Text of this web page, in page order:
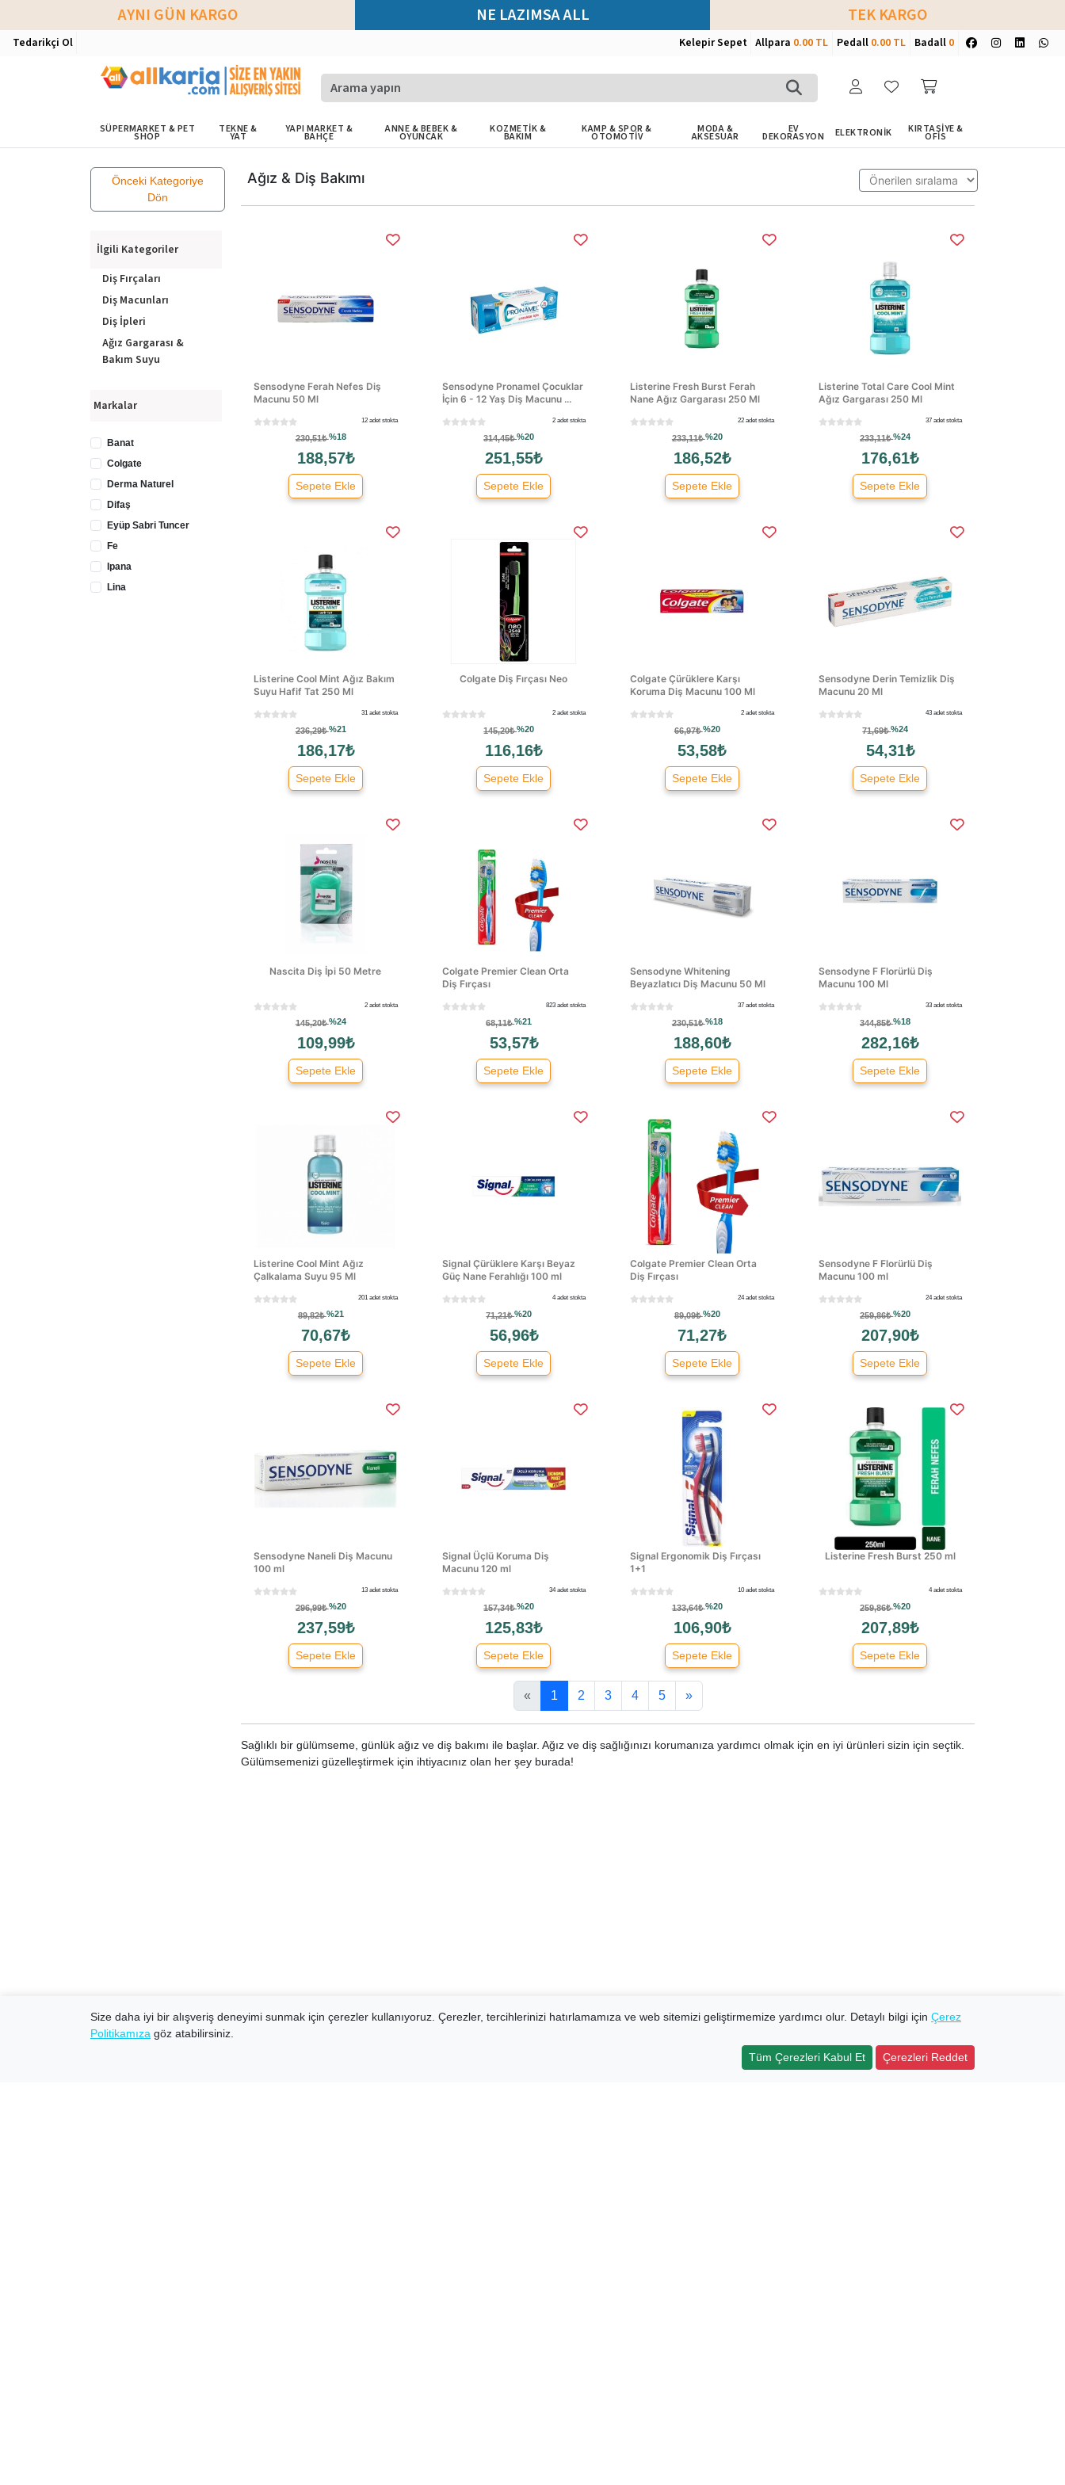
AYNI GÜN KARGO NE LAZIMSA ALL TEK KARGO
Tedarikçi Ol Kelepir Sepet Allpara 0.00 TL Pedall 0.00 TL Badall 0
SÜPERMARKET & PET
SHOP
TEKNE &
YAT
YAPI MARKET &
BAHÇE
ANNE & BEBEK &
OYUNCAK
KOZMETİK &
BAKIM
KAMP & SPOR &
OTOMOTİV
MODA &
AKSESUAR
EV
DEKORASYON ELEKTRONİK KIRTASİYE &
OFİS
Önceki Kategoriye
Dön
İlgili Kategoriler
Diş Fırçaları
Diş Macunları
Diş İpleri
Ağız Gargarası &
Bakım Suyu
Markalar
Banat
Colgate
Derma Naturel
Difaş
Eyüp Sabri Tuncer
Fe
Ipana
Lina
Ağız & Diş Bakımı
Sensodyne Ferah Nefes Diş
Macunu 50 Ml
12 adet stokta
230,51₺%18
188,57₺
Sepete Ekle
Sensodyne Pronamel Çocuklar
İçin 6 - 12 Yaş Diş Macunu ...
2 adet stokta
314,45₺%20
251,55₺
Sepete Ekle
Listerine Fresh Burst Ferah
Nane Ağız Gargarası 250 Ml
22 adet stokta
233,11₺%20
186,52₺
Sepete Ekle
Listerine Total Care Cool Mint
Ağız Gargarası 250 Ml
37 adet stokta
233,11₺%24
176,61₺
Sepete Ekle
Listerine Cool Mint Ağız Bakım
Suyu Hafif Tat 250 Ml
31 adet stokta
236,29₺%21
186,17₺
Sepete Ekle
Colgate Diş Fırçası Neo
2 adet stokta
145,20₺%20
116,16₺
Sepete Ekle
Colgate Çürüklere Karşı
Koruma Diş Macunu 100 Ml
2 adet stokta
66,97₺%20
53,58₺
Sepete Ekle
Sensodyne Derin Temizlik Diş
Macunu 20 Ml
43 adet stokta
71,69₺%24
54,31₺
Sepete Ekle
Nascita Diş İpi 50 Metre
2 adet stokta
145,20₺%24
109,99₺
Sepete Ekle
Colgate Premier Clean Orta
Diş Fırçası
823 adet stokta
68,11₺%21
53,57₺
Sepete Ekle
Sensodyne Whitening
Beyazlatıcı Diş Macunu 50 Ml
37 adet stokta
230,51₺%18
188,60₺
Sepete Ekle
Sensodyne F Florürlü Diş
Macunu 100 Ml
33 adet stokta
344,85₺%18
282,16₺
Sepete Ekle
Listerine Cool Mint Ağız
Çalkalama Suyu 95 Ml
201 adet stokta
89,82₺%21
70,67₺
Sepete Ekle
Signal Çürüklere Karşı Beyaz
Güç Nane Ferahlığı 100 ml
4 adet stokta
71,21₺%20
56,96₺
Sepete Ekle
Colgate Premier Clean Orta
Diş Fırçası
24 adet stokta
89,09₺%20
71,27₺
Sepete Ekle
Sensodyne F Florürlü Diş
Macunu 100 ml
24 adet stokta
259,86₺%20
207,90₺
Sepete Ekle
Sensodyne Naneli Diş Macunu
100 ml
13 adet stokta
296,99₺%20
237,59₺
Sepete Ekle
Signal Üçlü Koruma Diş
Macunu 120 ml
34 adet stokta
157,34₺%20
125,83₺
Sepete Ekle
Signal Ergonomik Diş Fırçası
1+1
10 adet stokta
133,64₺%20
106,90₺
Sepete Ekle
Listerine Fresh Burst 250 ml
4 adet stokta
259,86₺%20
207,89₺
Sepete Ekle
« 1 2 3 4 5 »
Sağlıklı bir gülümseme, günlük ağız ve diş bakımı ile başlar. Ağız ve diş sağlığınızı korumanıza yardımcı olmak için en iyi ürünleri sizin için seçtik.
Gülümsemenizi güzelleştirmek için ihtiyacınız olan her şey burada!
Size daha iyi bir alışveriş deneyimi sunmak için çerezler kullanıyoruz. Çerezler, tercihlerinizi hatırlamamıza ve web sitemizi geliştirmemize yardımcı olur. Detaylı bilgi için Çerez
Politikamıza göz atabilirsiniz.
Tüm Çerezleri Kabul Et
Çerezleri Reddet